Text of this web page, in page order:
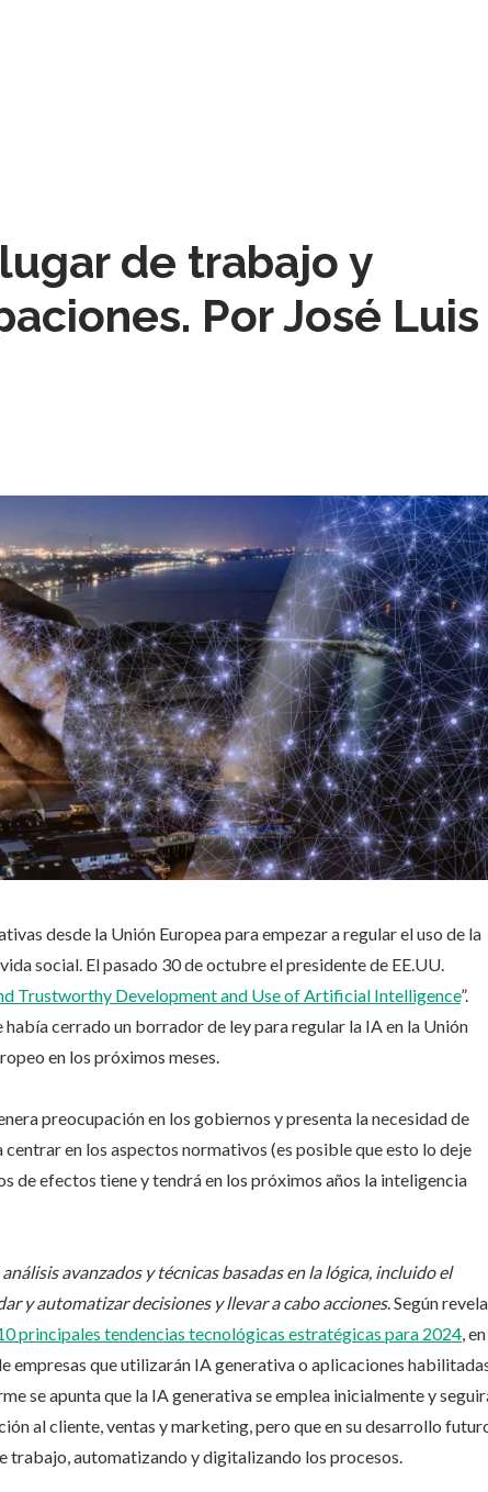
de trabajo y
Por José Luis
desde la Unión Europea para empezar a regular el uso de la
social. El pasado 30 de octubre el presidente de EE.UU.
Trustworthy Development and Use of Artificial Intelligence”.
cerrado un borrador de ley para regular la IA en la Unión
en los próximos meses.
preocupación en los gobiernos y presenta la necesidad de
en los aspectos normativos (es posible que esto lo deje
de efectos tiene y tendrá en los próximos años la inteligencia
avanzados y técnicas basadas en la lógica, incluido el
y automatizar decisiones y llevar a cabo acciones. Según revela
principales tendencias tecnológicas estratégicas para 2024, en
empresas que utilizarán IA generativa o aplicaciones
se apunta que la IA generativa se emplea inicialmente y
al cliente, ventas y marketing, pero que en su desarrollo
trabajo, automatizando y digitalizando los procesos.